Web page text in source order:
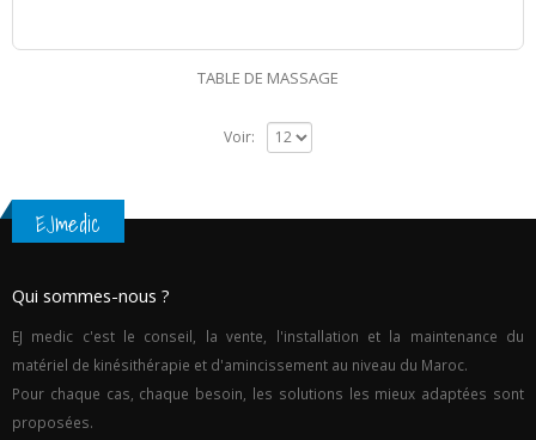
TABLE DE MASSAGE
Voir:
EJmedic
Qui sommes-nous ?
EJ medic c'est le conseil, la vente, l'installation et la maintenance du
matériel de kinésithérapie et d'amincissement au niveau du Maroc.
Pour chaque cas, chaque besoin, les solutions les mieux adaptées sont
proposées.